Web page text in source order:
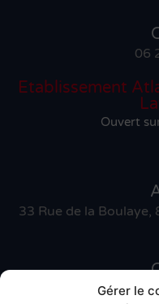
Gérer le
06
Etablissement
Ouvert
33 Rue de la
06